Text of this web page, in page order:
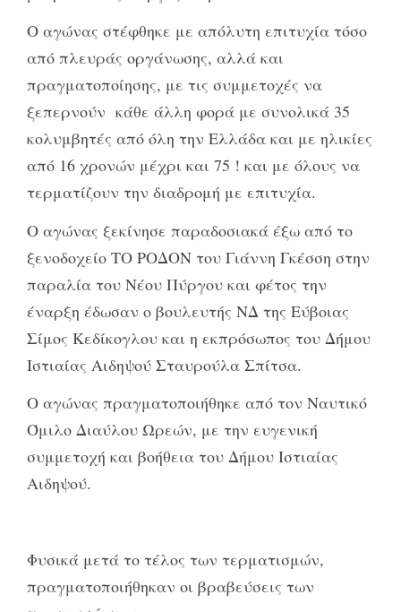
Ο αγώνας στέφθηκε με απόλυτη επιτυχία τόσο
από πλευράς οργάνωσης, αλλά και
πραγματοποίησης, με τις συμμετοχές να
ξεπερνούν κάθε άλλη φορά με συνολικά 35
κολυμβητές από όλη την Ελλάδα και με ηλικίες
από 16 χρονών μέχρι και 75 ! και με όλους να
τερματίζουν την διαδρομή με επιτυχία.
Ο αγώνας ξεκίνησε παραδοσιακά έξω από το
ξενοδοχείο ΤΟ ΡΟΔΟΝ του Γιάννη Γκέσση στην
παραλία του Νέου Πύργου και φέτος την
έναρξη έδωσαν ο βουλευτής ΝΔ της Εύβοιας
Σίμος Κεδίκογλου και η εκπρόσωπος του Δήμου
Ιστιαίας Αιδηψού Σταυρούλα Σπίτσα.
Ο αγώνας πραγματοποιήθηκε από τον Ναυτικό
Όμιλο Διαύλου Ωρεών, με την ευγενική
συμμετοχή και βοήθεια του Δήμου Ιστιαίας
Αιδηψού.
Φυσικά μετά το τέλος των τερματισμών,
πραγματοποιήθηκαν οι βραβεύσεις των